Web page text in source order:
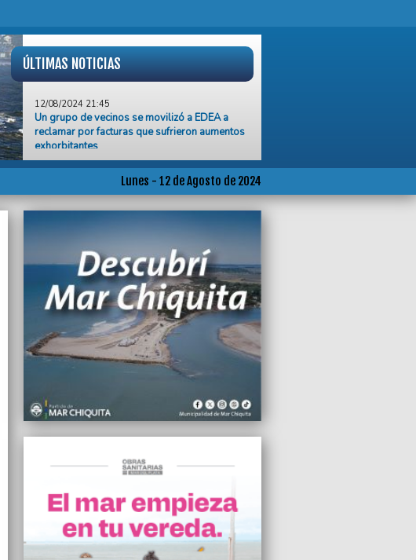
ÚLTIMAS NOTICIAS
Un grupo de vecinos se movilizó a EDEA a
reclamar por facturas que sufrieron aumentos
exhorbitantes
12/08/2024 20:40
Avanza la reparación de calles en barrios
linderos a la Ruta 2
12/08/2024 20:39
El Municipio fortalece sus vínculos con
12/08/2024 20:39
El Jardín de Infantes Nº 903 sufrió cuatro robos
en menos de 72 horas
12/08/2024 20:39
La AFIP eliminó la obligación de registrar los
contratos de alquiler
“Fui víctima de una campaña de
hostigamiento”, dijo Tamara Pettinato sobre el
video junto a Alberto Fernández
Nuevo aumento del GNC en Mar del Plata
12/08/2024 17:45
“Confiamos en la conducción de Kicillof, en
Mar Chiquita hay unidad de acción”, afirmó
Jorge Paredi
Lunes - 12 de Agosto de 2024